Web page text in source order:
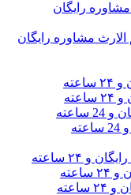
رایگان
مشاوره رایگان